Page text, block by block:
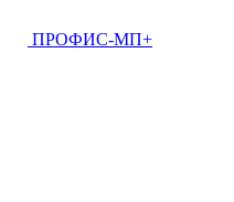
ПРОФИС-МП+